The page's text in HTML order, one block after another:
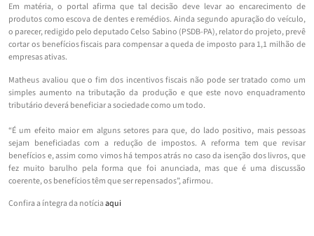
Em matéria, o portal afirma que tal decisão deve levar ao encarecimento de
produtos como escova de dentes e remédios. Ainda segundo apuração do veículo,
o parecer, redigido pelo deputado Celso Sabino (PSDB-PA), relator do projeto, prevê
cortar os benefícios fiscais para compensar a queda de imposto para 1,1 milhão de
empresas ativas.
Matheus avaliou que o fim dos incentivos fiscais não pode ser tratado como um
simples aumento na tributação da produção e que este novo enquadramento
tributário deverá beneficiar a sociedade como um todo.
“É um efeito maior em alguns setores para que, do lado positivo, mais pessoas
sejam beneficiadas com a redução de impostos. A reforma tem que revisar
benefícios e, assim como vimos há tempos atrás no caso da isenção dos livros, que
fez muito barulho pela forma que foi anunciada, mas que é uma discussão
coerente, os benefícios têm que ser repensados”, afirmou.
Confira a íntegra da notíciaaqui